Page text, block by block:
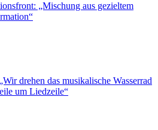
„Mischung aus gezieltem
drehen das musikalische Wasserrad
um Liedzeile“